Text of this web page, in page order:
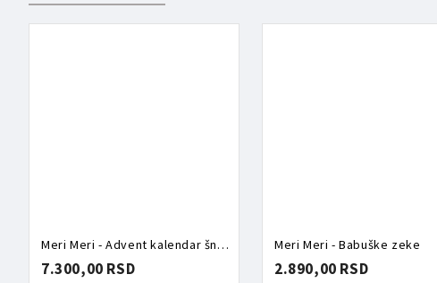
Meri Meri - Advent kalendar šnalice
7.300,00 RSD
Meri Meri - Babuške zeke
2.890,00 RSD